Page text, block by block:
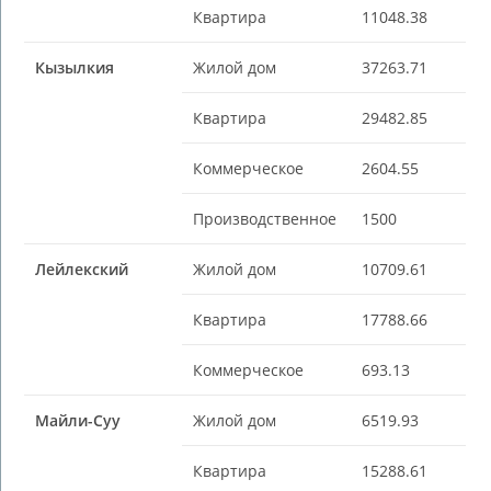
Квартира 11048.38
Кызылкия Жилой дом 37263.71
Квартира 29482.85
Коммерческое 2604.55
Производственное 1500
Лейлекский Жилой дом 10709.61
Квартира 17788.66
Коммерческое 693.13
Майли-Суу Жилой дом 6519.93
Квартира 15288.61